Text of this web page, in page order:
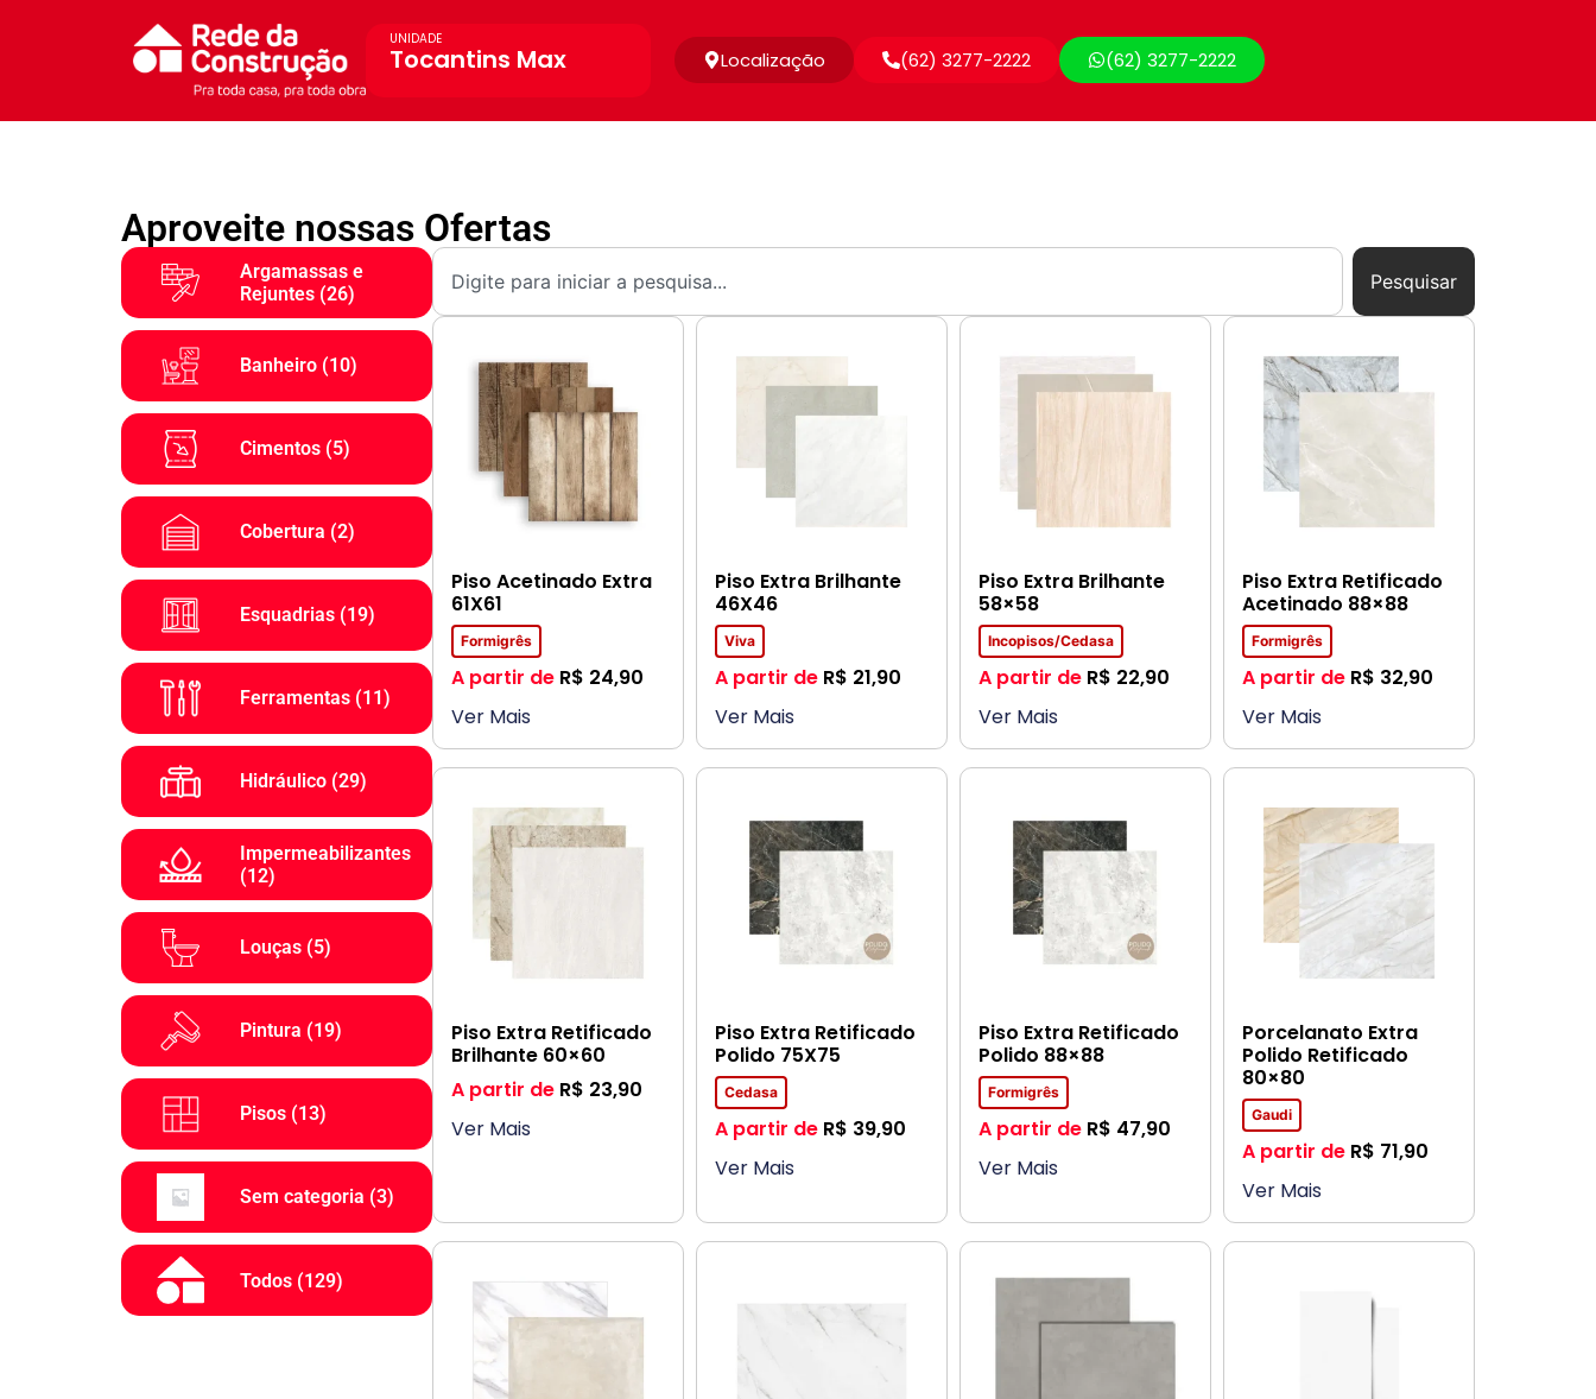
UNIDADE
Tocantins Max Localização (62) 3277-2222 (62) 3277-2222
Aproveite nossas Ofertas
Argamassas e
Rejuntes (26)
Banheiro (10)
Cimentos (5)
Cobertura (2)
Esquadrias (19)
Ferramentas (11)
Hidráulico (29)
Impermeabilizantes
(12)
Louças (5)
Pintura (19)
Pisos (13)
Sem categoria (3)
Todos (129)
Pesquisar
Piso Acetinado Extra
61X61
Formigrês
A partir de R$ 24,90
Ver Mais
Piso Extra Brilhante
46X46
Viva
A partir de R$ 21,90
Ver Mais
Piso Extra Brilhante
58×58
Incopisos/Cedasa
A partir de R$ 22,90
Ver Mais
Piso Extra Retificado
Acetinado 88×88
Formigrês
A partir de R$ 32,90
Ver Mais
Piso Extra Retificado
Brilhante 60×60
A partir de R$ 23,90
Ver Mais
Piso Extra Retificado
Polido 75X75
Cedasa
A partir de R$ 39,90
Ver Mais
Piso Extra Retificado
Polido 88×88
Formigrês
A partir de R$ 47,90
Ver Mais
Porcelanato Extra
Polido Retificado
80×80
Gaudi
A partir de R$ 71,90
Ver Mais